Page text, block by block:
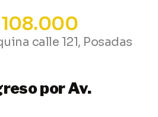
108.000
calle 121, Posadas
por Av.